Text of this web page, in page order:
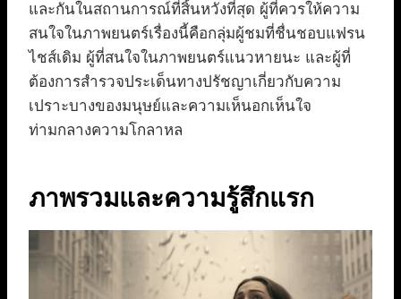
และกันในสถานการณ์ที่สิ้นหวังที่สุด ผู้ที่ควรให้ความ
สนใจในภาพยนตร์เรื่องนี้คือกลุ่มผู้ชมที่ชื่นชอบแฟรน
ไชส์เดิม ผู้ที่สนใจในภาพยนตร์แนวหายนะ และผู้ที่
ต้องการสำรวจประเด็นทางปรัชญาเกี่ยวกับความ
เปราะบางของมนุษย์และความเห็นอกเห็นใจ
ท่ามกลางความโกลาหล
ภาพรวมและความรู้สึกแรก